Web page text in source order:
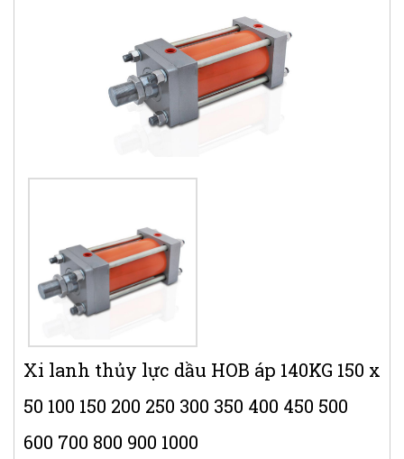
Xi lanh thủy lực dầu HOB áp 140KG 150 x
50 100 150 200 250 300 350 400 450 500
600 700 800 900 1000